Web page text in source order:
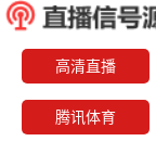
高清直播
腾讯体育